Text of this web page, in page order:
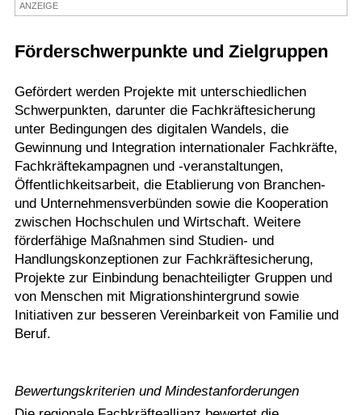
ANZEIGE
Förderschwerpunkte und Zielgruppen
Gefördert werden Projekte mit unterschiedlichen
Schwerpunkten, darunter die Fachkräftesicherung
unter Bedingungen des digitalen Wandels, die
Gewinnung und Integration internationaler Fachkräfte,
Fachkräftekampagnen und -veranstaltungen,
Öffentlichkeitsarbeit, die Etablierung von Branchen-
und Unternehmensverbünden sowie die Kooperation
zwischen Hochschulen und Wirtschaft. Weitere
förderfähige Maßnahmen sind Studien- und
Handlungskonzeptionen zur Fachkräftesicherung,
Projekte zur Einbindung benachteiligter Gruppen und
von Menschen mit Migrationshintergrund sowie
Initiativen zur besseren Vereinbarkeit von Familie und
Beruf.
Bewertungskriterien und Mindestanforderungen